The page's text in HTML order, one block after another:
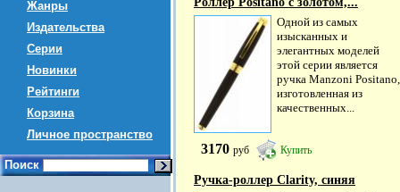
Жанры
Издательства
Серии
Новинки
Рейтинги
Корзина
Личное пространство
Поиск
Одной из самых
изысканных и
элегантных моделей
этой серии является
ручка Manzoni Positano,
изготовленная из
качественных...
3170 руб Купить
Ручка-роллер Clarity, синяя